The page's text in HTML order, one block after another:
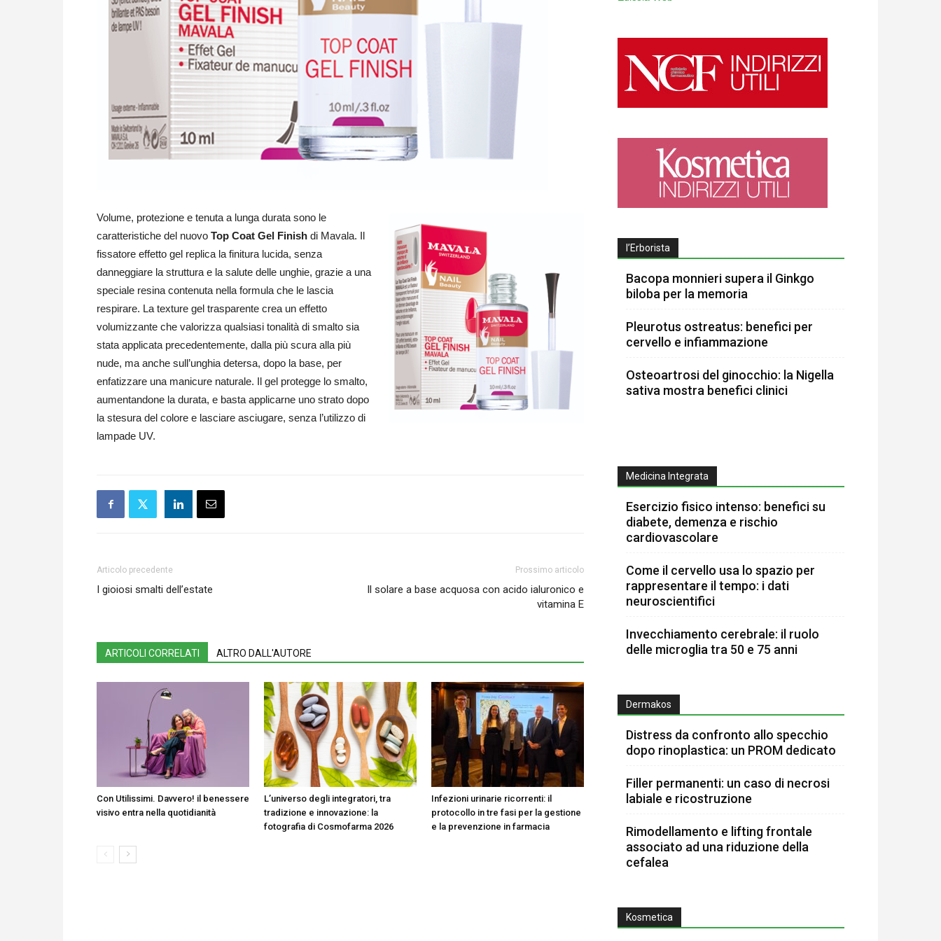
Volume, protezione e tenuta a lunga durata sono le
caratteristiche del nuovo Top Coat Gel Finish di Mavala. Il
fissatore effetto gel replica la finitura lucida, senza
danneggiare la struttura e la salute delle unghie, grazie a una
speciale resina contenuta nella formula che le lascia
respirare. La texture gel trasparente crea un effetto
volumizzante che valorizza qualsiasi tonalità di smalto sia
stata applicata precedentemente, dalla più scura alla più
nude, ma anche sull’unghia detersa, dopo la base, per
enfatizzare una manicure naturale. Il gel protegge lo smalto,
aumentandone la durata, e basta applicarne uno strato dopo
la stesura del colore e lasciare asciugare, senza l’utilizzo di
lampade UV.
Articolo precedente
I gioiosi smalti dell’estate
Prossimo articolo
Il solare a base acquosa con acido ialuronico e
vitamina E
ARTICOLI CORRELATI ALTRO DALL'AUTORE
Con Utilissimi. Davvero! il benessere
visivo entra nella quotidianità
L’universo degli integratori, tra
tradizione e innovazione: la
fotografia di Cosmofarma 2026
Infezioni urinarie ricorrenti: il
protocollo in tre fasi per la gestione
e la prevenzione in farmacia
l’Erborista
Bacopa monnieri supera il Ginkgo
biloba per la memoria
Pleurotus ostreatus: benefici per
cervello e infiammazione
Osteoartrosi del ginocchio: la Nigella
sativa mostra benefici clinici
Medicina Integrata
Esercizio fisico intenso: benefici su
diabete, demenza e rischio
cardiovascolare
Come il cervello usa lo spazio per
rappresentare il tempo: i dati
neuroscientifici
Invecchiamento cerebrale: il ruolo
delle microglia tra 50 e 75 anni
Dermakos
Distress da confronto allo specchio
dopo rinoplastica: un PROM dedicato
Filler permanenti: un caso di necrosi
labiale e ricostruzione
Rimodellamento e lifting frontale
associato ad una riduzione della
cefalea
Kosmetica